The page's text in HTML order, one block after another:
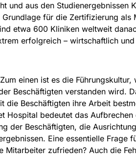
und aus den Studienergebnissen
für die Zertifizierung als
etwa 600 Kliniken weltweit
erfolgreich – wirtschaftlich
einen ist es die Führungskultur,
Beschäftigten verstanden wird.
die Beschäftigten ihre Arbeit
Hospital bedeutet das Aufbrechen
der Beschäftigten, die
Eine essentielle Frage
Mitarbeiter zufrieden? Auch die